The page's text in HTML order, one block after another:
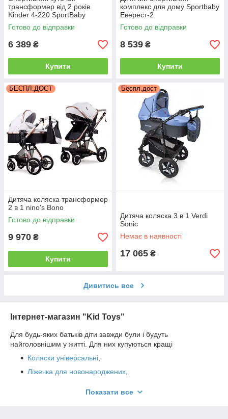
трансформер від 2 років
Kinder 4-220 SportBaby
Готово до відправки
6 389 ₴
Купити
комплекс для дому Sportbaby
Еверест-2
Готово до відправки
8 539 ₴
Купити
БЕСПЛ.ДОСТ
Дитяча коляска трансформер
2 в 1 nino's Bono
Готово до відправки
9 970 ₴
Купити
Беспл.дост
Дитяча коляска 3 в 1 Verdi
Sonic
Немає в наявності
17 065 ₴
Дивитись все
Інтернет-магазин "Kid Toys"
Для будь-яких батьків діти завжди були і будуть
найголовнішим у житті. Для них купуються кращі
Коляски універсальні
Ліжечка для новонароджених
Показати все